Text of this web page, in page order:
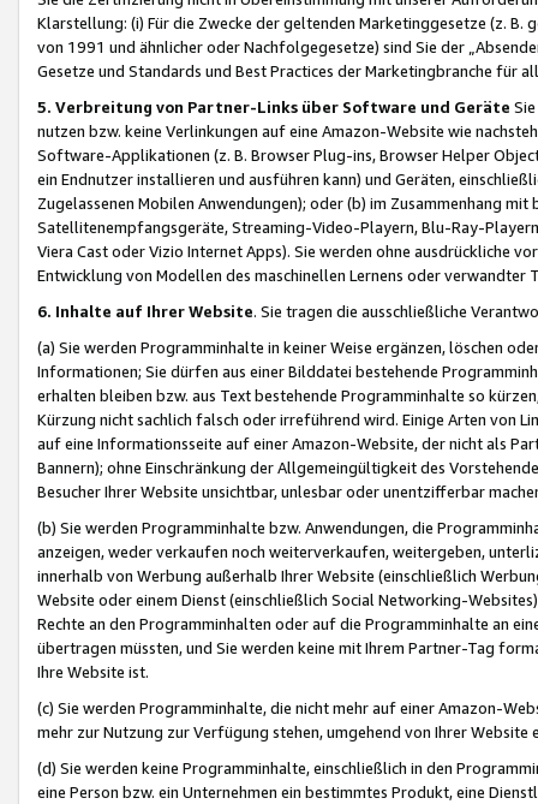
Klarstellung: (i) Für die Zwecke der geltenden Marketinggesetze (z. B.
von 1991 und ähnlicher oder Nachfolgegesetze) sind Sie der
Gesetze und Standards und Best Practices der Marketingbranche für
5. Verbreitung von Partner-Links über Software und Geräte
nutzen bzw. keine Verlinkungen auf eine Amazon-Website wie
Software-Applikationen (z. B. Browser Plug-ins, Browser Helper
ein Endnutzer installieren und ausführen kann) und Geräten,
Zugelassenen Mobilen Anwendungen); oder (b) im Zusammenhang
Satellitenempfangsgeräte, Streaming-Video-Playern, Blu-Ray-
Viera Cast oder Vizio Internet Apps). Sie werden ohne ausdrückliche
Entwicklung von Modellen des maschinellen Lernens oder
6. Inhalte auf Ihrer Website. Sie tragen die ausschließliche
(a) Sie werden Programminhalte in keiner Weise ergänzen, löschen
Informationen; Sie dürfen aus einer Bilddatei bestehende
erhalten bleiben bzw. aus Text bestehende Programminhalte so
Kürzung nicht sachlich falsch oder irreführend wird. Einige Arten von
auf eine Informationsseite auf einer Amazon-Website, der nicht als
Bannern); ohne Einschränkung der Allgemeingültigkeit des
Besucher Ihrer Website unsichtbar, unlesbar oder unentzifferbar
(b) Sie werden Programminhalte bzw. Anwendungen, die
anzeigen, weder verkaufen noch weiterverkaufen, weitergeben,
innerhalb von Werbung außerhalb Ihrer Website (einschließlich
Website oder einem Dienst (einschließlich Social Networking-
Rechte an den Programminhalten oder auf die Programminhalte an
übertragen müssten, und Sie werden keine mit Ihrem Partner-Tag
Ihre Website ist.
(c) Sie werden Programminhalte, die nicht mehr auf einer Amazon-
mehr zur Nutzung zur Verfügung stehen, umgehend von Ihrer
(d) Sie werden keine Programminhalte, einschließlich in den
eine Person bzw. ein Unternehmen ein bestimmtes Produkt, eine